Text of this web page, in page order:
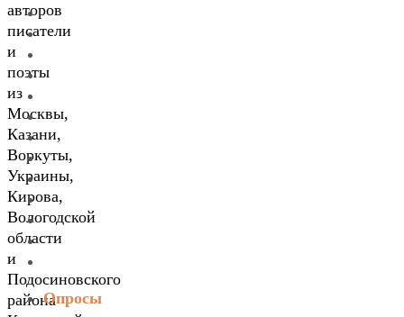
авторов
писатели
и
поэты
из
Москвы,
Казани,
Воркуты,
Украины,
Кирова,
Вологодской
области
и
Подосиновского
районаОпросы